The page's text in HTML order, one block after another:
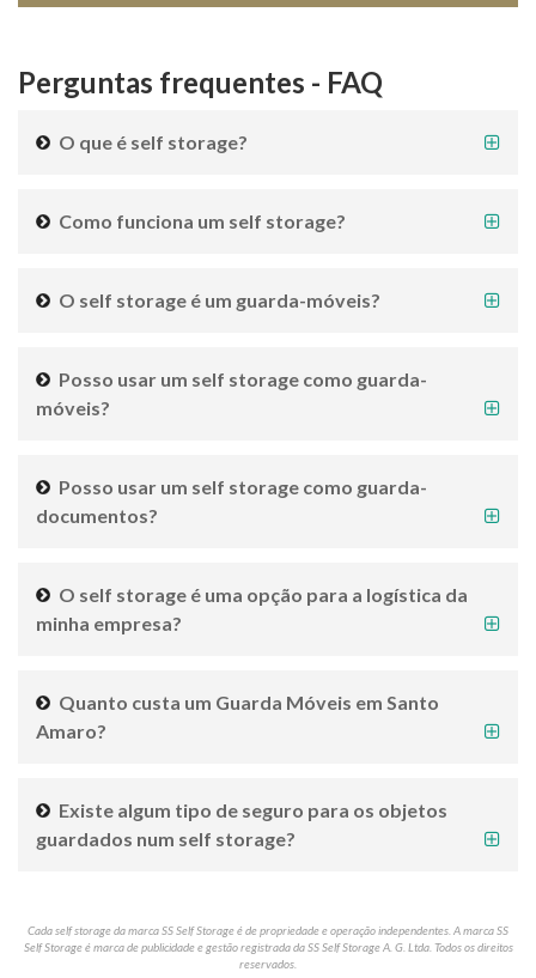
Perguntas frequentes - FAQ
O que é self storage?
Como funciona um self storage?
O self storage é um guarda-móveis?
Posso usar um self storage como guarda-
móveis?
Posso usar um self storage como guarda-
documentos?
O self storage é uma opção para a logística da
minha empresa?
Quanto custa um Guarda Móveis em Santo
Amaro?
Existe algum tipo de seguro para os objetos
guardados num self storage?
Cada self storage da marca SS Self Storage é de propriedade e operação independentes. A marca SS
Self Storage é marca de publicidade e gestão registrada da SS Self Storage A. G. Ltda. Todos os direitos
reservados.